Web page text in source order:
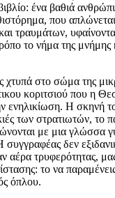
ένα βαθιά
που
τραυμάτων,
το νήμα της μνήμης
χτυπά στο σώμα της
κοριτσιού που η
ενηλικίωση. Η σκηνή
των στρατιωτών, το
με μια γλώσσα
συγγραφέας δεν
αέρα τρυφερότητας,
το να
όπλου.